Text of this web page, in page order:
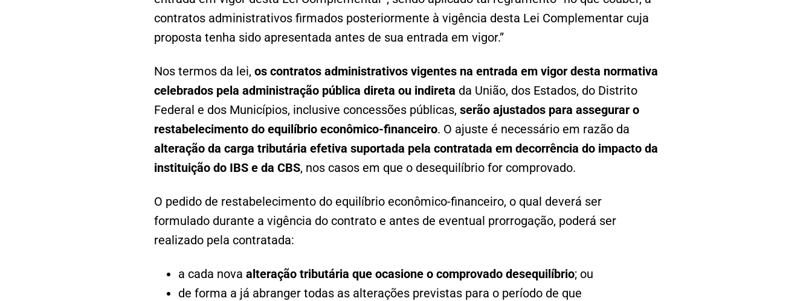
contratos administrativos firmados posteriormente à vigência desta Lei Complementar cuja
proposta tenha sido apresentada antes de sua entrada em vigor.”
Nos termos da lei, os contratos administrativos vigentes na entrada em vigor desta normativa
celebrados pela administração pública direta ou indireta da União, dos Estados, do Distrito
Federal e dos Municípios, inclusive concessões públicas, serão ajustados para assegurar o
restabelecimento do equilíbrio econômico-financeiro. O ajuste é necessário em razão da
alteração da carga tributária efetiva suportada pela contratada em decorrência do impacto da
instituição do IBS e da CBS, nos casos em que o desequilíbrio for comprovado.
O pedido de restabelecimento do equilíbrio econômico-financeiro, o qual deverá ser
formulado durante a vigência do contrato e antes de eventual prorrogação, poderá ser
realizado pela contratada:
a cada nova alteração tributária que ocasione o comprovado desequilíbrio; ou
de forma a já abranger todas as alterações previstas para o período de que